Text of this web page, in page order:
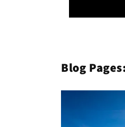
Blog